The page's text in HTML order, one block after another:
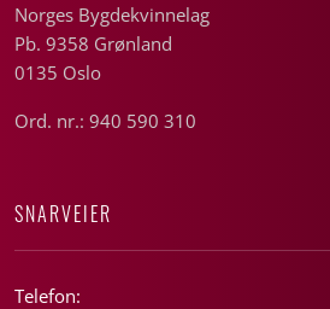
Norges Bygdekvinnelag
Pb. 9358 Grønland
0135 Oslo
Ord. nr.: 940 590 310
SNARVEIER
Telefon: